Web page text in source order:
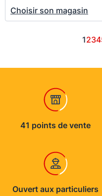
Choisir son magasin
1234
41 points de vente
Ouvert aux particuliers